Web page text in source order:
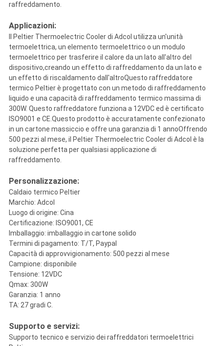
raffreddamento.
Applicazioni:
Il Peltier Thermoelectric Cooler di Adcol utilizza un'unità
termoelettrica, un elemento termoelettrico o un modulo
termoelettrico per trasferire il calore da un lato all'altro del
dispositivo,creando un effetto di raffreddamento da un lato e
un effetto di riscaldamento dall'altroQuesto raffreddatore
termico Peltier è progettato con un metodo di raffreddamento
liquido e una capacità di raffreddamento termico massima di
300W. Questo raffreddatore funziona a 12VDC ed è certificato
ISO9001 e CE.Questo prodotto è accuratamente confezionato
in un cartone massiccio e offre una garanzia di 1 annoOffrendo
500 pezzi al mese, il Peltier Thermoelectric Cooler di Adcol è la
soluzione perfetta per qualsiasi applicazione di
raffreddamento.
Personalizzazione:
Caldaio termico Peltier
Marchio: Adcol
Luogo di origine: Cina
Certificazione: ISO9001, CE
Imballaggio: imballaggio in cartone solido
Termini di pagamento: T/T, Paypal
Capacità di approvvigionamento: 500 pezzi al mese
Campione: disponibile
Tensione: 12VDC
Qmax: 300W
Garanzia: 1 anno
TA: 27 gradi C.
Supporto e servizi:
Supporto tecnico e servizio dei raffreddatori termoelettrici